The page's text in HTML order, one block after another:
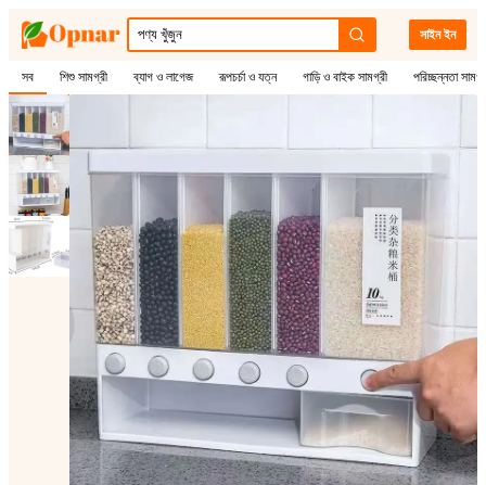
সাইন ইন
সব শিশু সামগ্রী ব্যাগ ও লাগেজ রূপচর্চা ও যত্ন গাড়ি ও বাইক সামগ্রী পরিচ্ছন্নতা
1/3